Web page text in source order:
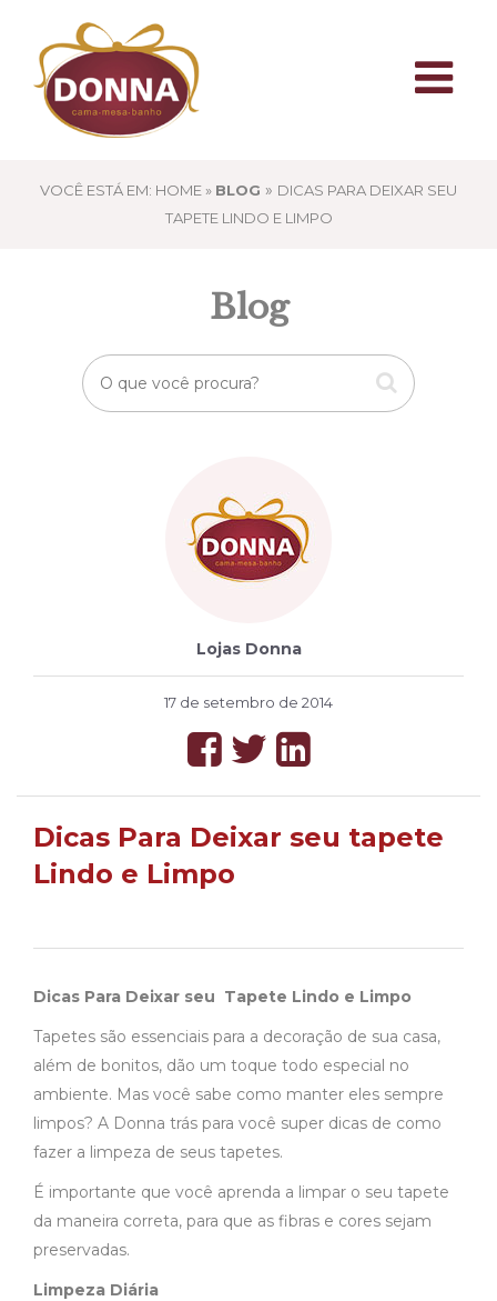
VOCÊ ESTÁ EM: HOME » BLOG » DICAS PARA DEIXAR SEU
TAPETE LINDO E LIMPO
Blog
Lojas Donna
17 de setembro de 2014
Dicas Para Deixar seu tapete
Lindo e Limpo
Dicas Para Deixar seu Tapete Lindo e Limpo
Tapetes são essenciais para a decoração de sua casa,
além de bonitos, dão um toque todo especial no
ambiente. Mas você sabe como manter eles sempre
limpos? A Donna trás para você super dicas de como
fazer a limpeza de seus tapetes.
É importante que você aprenda a limpar o seu tapete
da maneira correta, para que as fibras e cores sejam
preservadas.
Limpeza Diária